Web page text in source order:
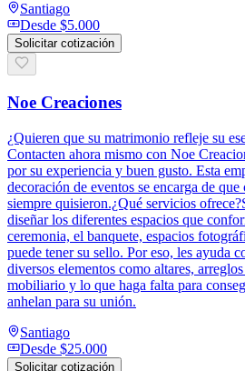
Santiago
Desde $5.000
Solicitar cotización
Noe Creaciones
¿Quieren que su matrimonio refleje su
Contacten ahora mismo con Noe
por su experiencia y buen gusto. Esta
decoración de eventos se encarga de que
siempre quisieron.¿Qué servicios
diseñar los diferentes espacios que
ceremonia, el banquete, espacios
puede tener su sello. Por eso, les ayuda
diversos elementos como altares,
mobiliario y lo que haga falta para
anhelan para su unión.
Santiago
Desde $25.000
Solicitar cotización